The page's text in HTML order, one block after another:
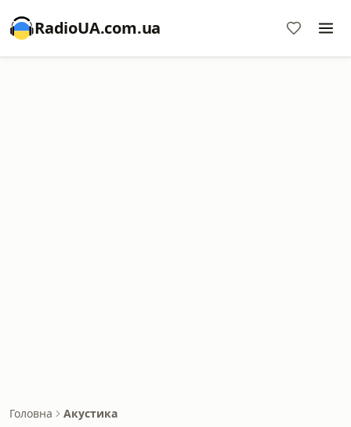
RadioUA.com.ua
Головна Акустика